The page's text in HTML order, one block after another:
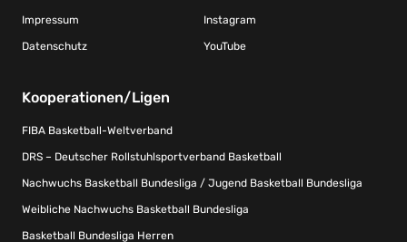
Impressum
Datenschutz
Instagram
YouTube
Kooperationen/Ligen
FIBA Basketball-Weltverband
DRS – Deutscher Rollstuhlsportverband Basketball
Nachwuchs Basketball Bundesliga / Jugend Basketball Bundesliga
Weibliche Nachwuchs Basketball Bundesliga
Basketball Bundesliga Herren